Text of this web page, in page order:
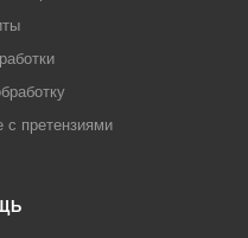
с претензиями